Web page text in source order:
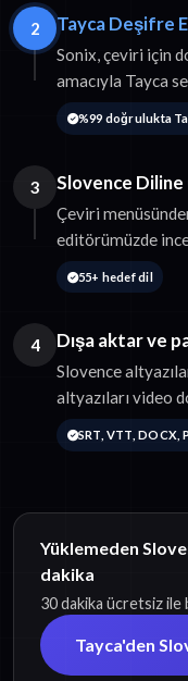
2 Tayca Deşifre
Sonix, çeviri için
amacıyla Tayca
%99 doğrulukta
3 Slovence
Çeviri
editörümüzde
55+ hedef dil
4 Dışa aktar ve
Slovence
altyazıları video
SRT, VTT, DOCX,
Yüklemeden
dakika
30 dakika ücretsiz ile
Tayca'den